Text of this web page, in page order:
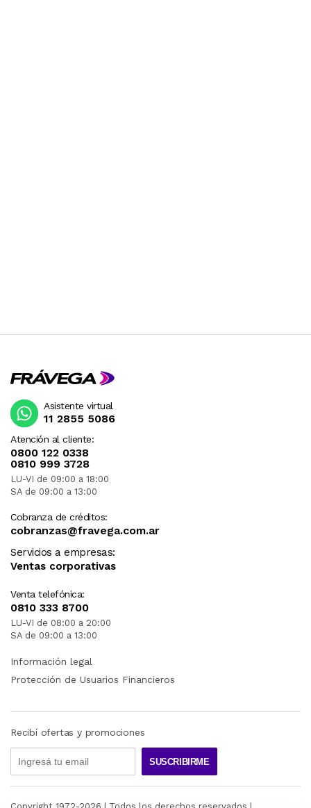
Atención al cliente:
0800 122 0338
0810 999 3728
LU-VI de 09:00 a 18:00
SA de 09:00 a 13:00
Cobranza de créditos:
cobranzas@fravega.com.ar
Servicios a empresas:
Ventas corporativas
Venta telefónica:
0810 333 8700
LU-VI de 08:00 a 20:00
SA de 09:00 a 13:00
Asistente virtual
11 2855 5086
Información legal
Protección de Usuarios Financieros
Recibí ofertas y promociones
SUSCRIBIRME